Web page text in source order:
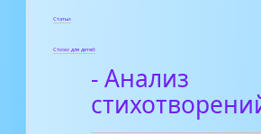
Статьи
Стихи для детей
- Анализ